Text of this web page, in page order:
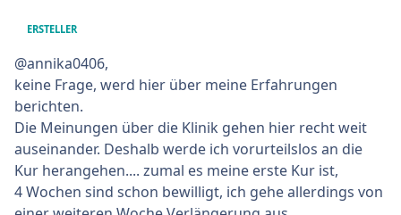
ERSTELLER
@annika0406,
keine Frage, werd hier über meine Erfahrungen
berichten.
Die Meinungen über die Klinik gehen hier recht weit
auseinander. Deshalb werde ich vorurteilslos an die
Kur herangehen.... zumal es meine erste Kur ist,
4 Wochen sind schon bewilligt, ich gehe allerdings von